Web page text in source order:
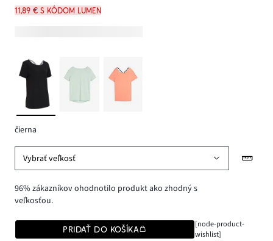
11,89 € s kódom LUMEN
čierna
Vybrať veľkosť
96% zákazníkov ohodnotilo produkt ako zhodný s
veľkosťou.
PRIDAŤ DO KOŠÍKA
[node-product-
wishlist]